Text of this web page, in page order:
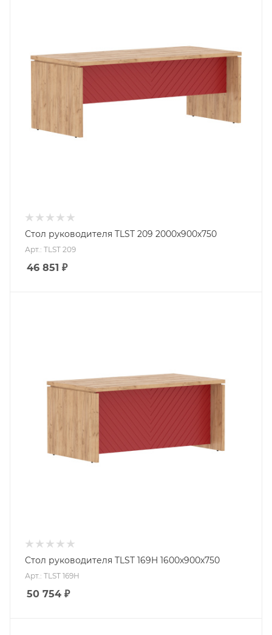
Стол руководителя TLST 209 2000х900х750
Арт.: TLST 209
46 851 ₽
Стол руководителя TLST 169H 1600х900х750
Арт.: TLST 169H
50 754 ₽